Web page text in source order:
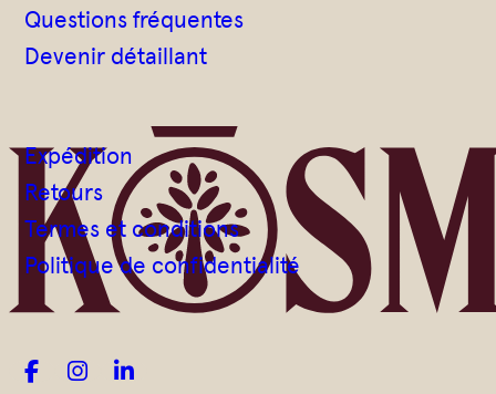
Questions fréquentes
Devenir détaillant
Expédition
Retours
Termes et conditions
Politique de confidentialité
  